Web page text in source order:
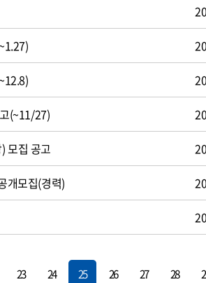
(~11/27)
모집 공고
개모집(경력)
23 24 25 26 27 28